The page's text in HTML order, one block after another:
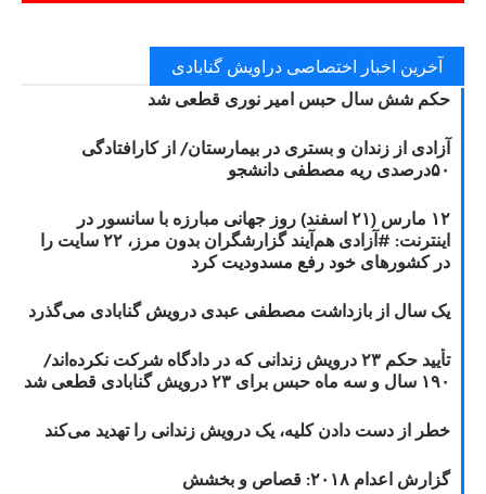
آخرین اخبار اختصاصی دراویش گنابادی
حکم شش سال حبس امیر نوری قطعی شد
آزادی از زندان و بستری در بیمارستان/ از کارافتادگی
۵۰درصدی ریه مصطفی دانشجو
۱۲ مارس (۲۱ اسفند) روز جهانی مبارزه با سانسور در
اینترنت: #آزادی هم‌آیند گزارشگران‌ بدون مرز، ۲۲ سایت را
در کشورهای خود رفع مسدودیت کرد
یک سال از بازداشت مصطفی عبدی درویش گنابادی می‌گذرد
تأیید حکم ۲۳ درویش زندانی که در دادگاه شرکت نکرده‌اند/
۱۹۰ سال و سه ماه حبس برای ۲۳ درویش گنابادی قطعی شد
خطر از دست دادن کلیه، یک درویش زندانی را تهدید می‌کند
گزارش اعدام ۲۰۱۸: قصاص و بخشش